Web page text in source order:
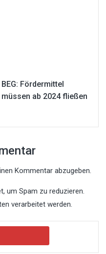
BEG: Fördermittel
müssen ab 2024 fließen
Kommentar abzugeben.
um Spam zu reduzieren.
verarbeitet werden.